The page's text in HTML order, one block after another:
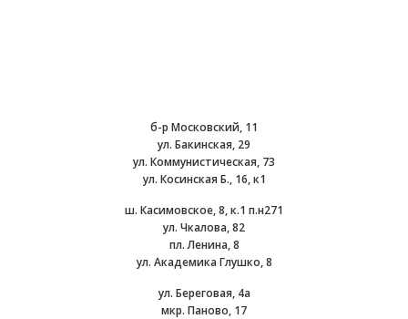
б-р Московский, 11
ул. Бакинская, 29
ул. Коммунистическая, 73
ул. Косинская Б., 16, к1
ш. Касимовское, 8, к.1 п.н271
ул. Чкалова, 82
пл. Ленина, 8
ул. Академика Глушко, 8
ул. Береговая, 4а
мкр. Паново, 17